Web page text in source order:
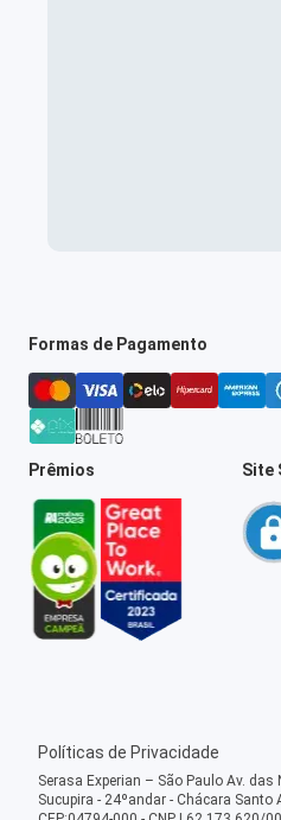
Formas de Pagamento
Prêmios Site
Políticas de Privacidade
Serasa Experian – São Paulo Av.
Sucupira - 24ºandar - Chácara Santo